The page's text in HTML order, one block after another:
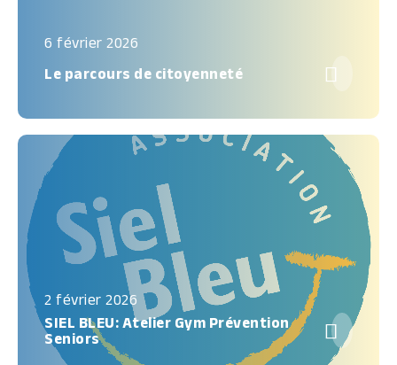
6 février 2026
Le parcours de citoyenneté

2 février 2026
SIEL BLEU: Atelier Gym Prévention
Seniors
